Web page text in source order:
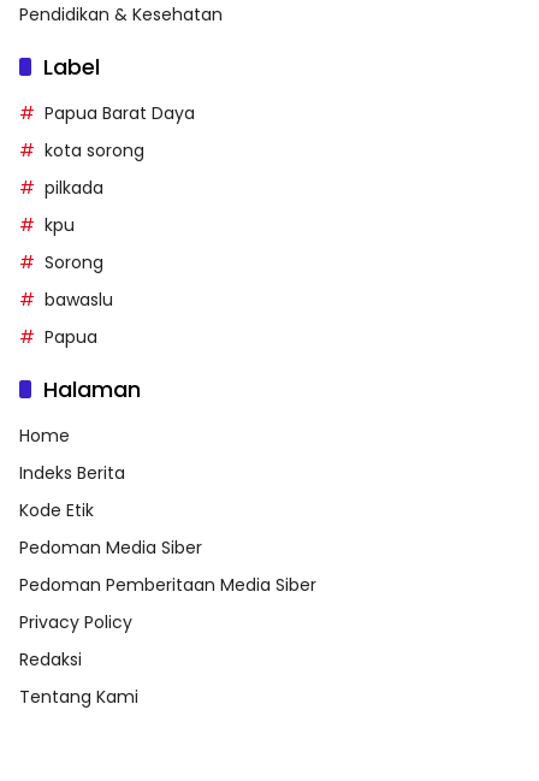
Pendidikan & Kesehatan
Label
Papua Barat Daya
kota sorong
pilkada
kpu
Sorong
bawaslu
Papua
Halaman
Home
Indeks Berita
Kode Etik
Pedoman Media Siber
Pedoman Pemberitaan Media Siber
Privacy Policy
Redaksi
Tentang Kami